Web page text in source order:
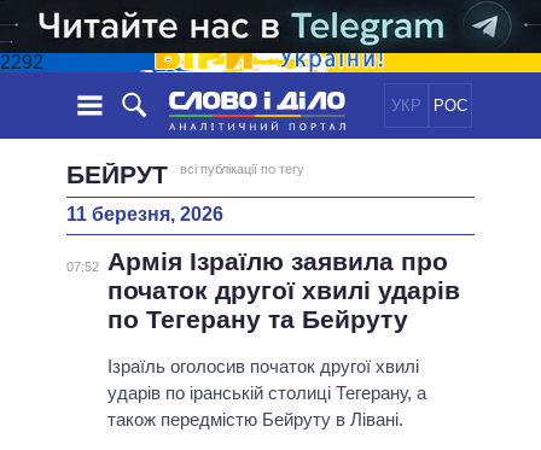
2292
УКР РОС
НОВИНИ
СТРІЧКА
ПОДІЇ
СТАТТІ
ДУМКИ
ОГЛЯДИ
ДАЙДЖЕСТИ
ЕКОНОМІКА
СУСПІЛЬСТВО
СВІТ
ОБIЦЯНКИ
ПОЛIТИКИ
УСІ ПОЛІТИКИ
ПРЕЗИДЕНТ І ОФІС
ВЕРХОВНА РАДА
ІНФОГРАФІКА
ВІДЕО
ПІДТРИМАТИ
БЕЙРУТ всі публікації по тегу
11 березня, 2026
07:52
Армія Ізраїлю заявила про
початок другої хвилі ударів
по Тегерану та Бейруту
Ізраїль оголосив початок другої хвилі
ударів по іранській столиці Тегерану, а
також передмістю Бейруту в Лівані.